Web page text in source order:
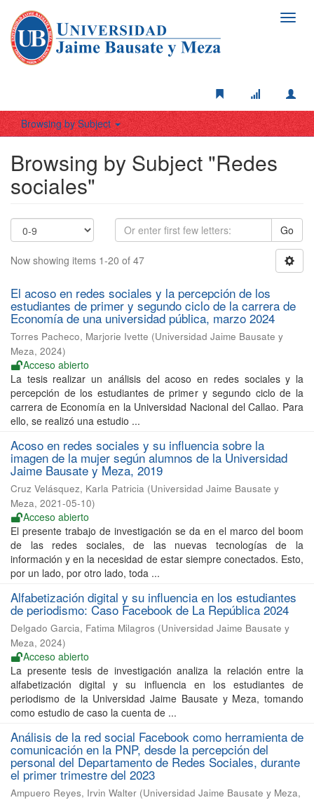
Browsing by Subject
Browsing by Subject "Redes
sociales"
Go
Now showing items 1-20 of 47
El acoso en redes sociales y la percepción de los
estudiantes de primer y segundo ciclo de la carrera de
Economía de una universidad pública, marzo 2024
Torres Pacheco, Marjorie Ivette (Universidad Jaime Bausate y
Meza, 2024)
Acceso abierto
La tesis realizar un análisis del acoso en redes sociales y la
percepción de los estudiantes de primer y segundo ciclo de la
carrera de Economía en la Universidad Nacional del Callao. Para
ello, se realizó una estudio ...
Acoso en redes sociales y su influencia sobre la
imagen de la mujer según alumnos de la Universidad
Jaime Bausate y Meza, 2019
Cruz Velásquez, Karla Patricia (Universidad Jaime Bausate y
Meza, 2021-05-10)
Acceso abierto
El presente trabajo de investigación se da en el marco del boom
de las redes sociales, de las nuevas tecnologías de la
información y en la necesidad de estar siempre conectados. Esto,
por un lado, por otro lado, toda ...
Alfabetización digital y su influencia en los estudiantes
de periodismo: Caso Facebook de La República 2024
Delgado Garcia, Fatima Milagros (Universidad Jaime Bausate y
Meza, 2024)
Acceso abierto
La presente tesis de investigación analiza la relación entre la
alfabetización digital y su influencia en los estudiantes de
periodismo de la Universidad Jaime Bausate y Meza, tomando
como estudio de caso la cuenta de ...
Análisis de la red social Facebook como herramienta de
comunicación en la PNP, desde la percepción del
personal del Departamento de Redes Sociales, durante
el primer trimestre del 2023
Ampuero Reyes, Irvin Walter (Universidad Jaime Bausate y Meza,